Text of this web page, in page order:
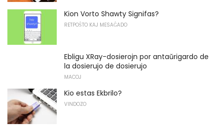
Kion Vorto Shawty Signifas?
RETPOŜTO KAJ MESAĜADO
Ebligu XRay-dosierojn por antaŭrigardo de
la dosierujo de dosierujo
MACOJ
Kio estas Ekbrilo?
VINDOZO